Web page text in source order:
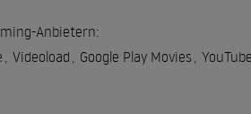
Anbietern:
, Videoload , Google Play Movies, YouTube